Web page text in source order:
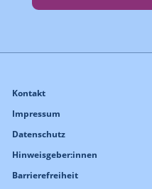
Kontakt
Impressum
Datenschutz
Hinweisgeber:innen
Barrierefreiheit